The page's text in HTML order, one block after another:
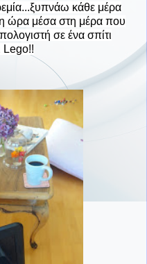
κάθε μέρα
ώρα μέσα στη μέρα που
σε ένα σπίτι
Lego!!